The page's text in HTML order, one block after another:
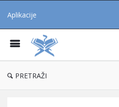
Aplikacije
PRETRAŽI